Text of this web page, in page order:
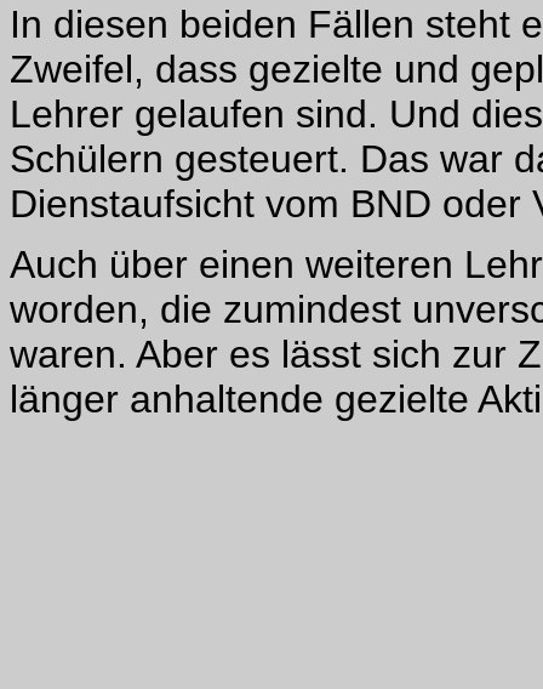
In diesen beiden Fällen steht
Zweifel, dass gezielte und
Lehrer gelaufen sind. Und
Schülern gesteuert. Das war
Dienstaufsicht vom BND oder
Auch über einen weiteren
worden, die zumindest
waren. Aber es lässt sich zur
länger anhaltende gezielte